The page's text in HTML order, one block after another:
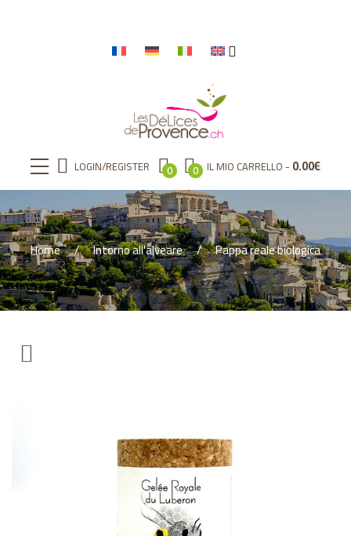
LOGIN/REGISTER 0 0 IL MIO CARRELLO 0.00€
Home Intorno all'alveare Pappa reale biologica